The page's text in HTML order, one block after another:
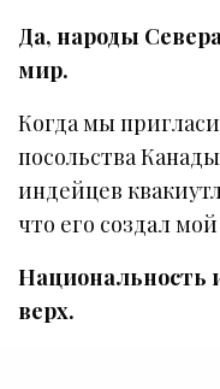
Да, народы
мир.
Когда мы
посольства
индейцев
что его создал
Национальность
верх.